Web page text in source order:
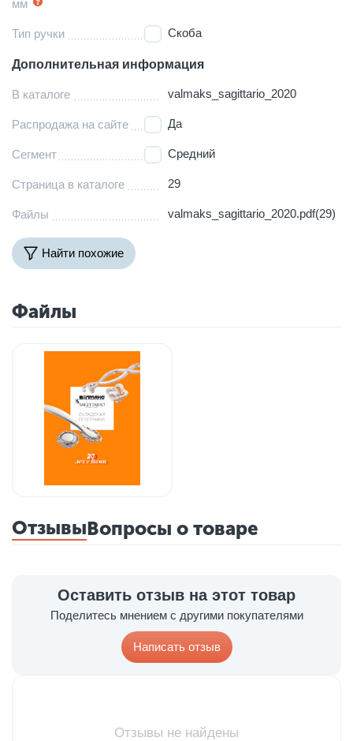
мм
Тип ручки Скоба
Дополнительная информация
В каталоге valmaks_sagittario_2020
Распродажа на сайте Да
Сегмент Средний
Страница в каталоге 29
Файлы valmaks_sagittario_2020.pdf(29)
Найти похожие
Файлы
ОтзывыВопросы о товаре
Оставить отзыв на этот товар
Поделитесь мнением с другими покупателями
Написать отзыв
Отзывы не найдены